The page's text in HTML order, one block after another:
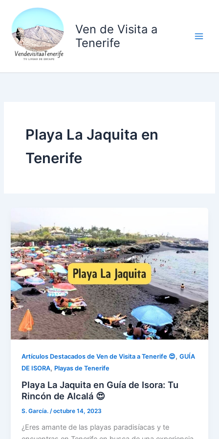
contenido
Ven de Visita a
Tenerife
Playa La Jaquita en
Tenerife
Artículos Destacados de Ven de Visita a Tenerife 😍,GUÍA
DE ISORA, Playas de Tenerife
Playa La Jaquita en Guía de Isora: Tu
Rincón de Alcalá 😍
S. García./octubre 14, 2023
¿Eres amante de las playas paradisíacas y te